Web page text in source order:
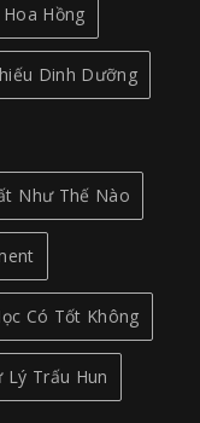
Hồng
Dinh Dưỡng
Như Thế Nào
Có Tốt Không
Lý Trấu Hun